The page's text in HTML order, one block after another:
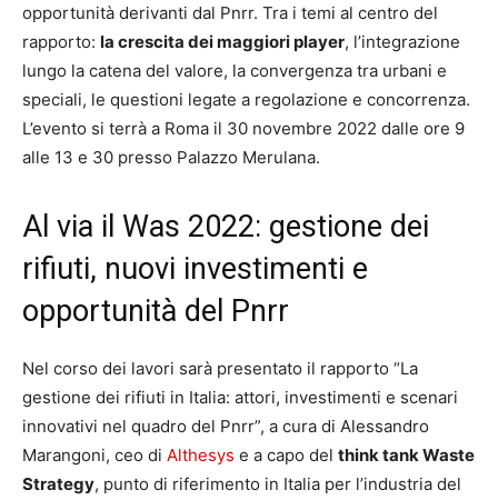
opportunità derivanti dal Pnrr. Tra i temi al centro del
rapporto: la crescita dei maggiori player, l’integrazione
lungo la catena del valore, la convergenza tra urbani e
speciali, le questioni legate a regolazione e concorrenza.
L’evento si terrà a Roma il 30 novembre 2022 dalle ore 9
alle 13 e 30 presso Palazzo Merulana.
Al via il Was 2022: gestione dei
rifiuti, nuovi investimenti e
opportunità del Pnrr
Nel corso dei lavori sarà presentato il rapporto “La
gestione dei rifiuti in Italia: attori, investimenti e scenari
innovativi nel quadro del Pnrr”, a cura di Alessandro
Marangoni, ceo di Althesys e a capo del think tank Waste
Strategy, punto di riferimento in Italia per l’industria del